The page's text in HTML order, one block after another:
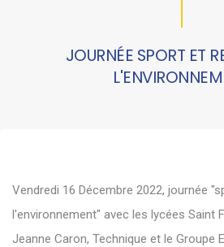
JOURNÉE SPORT ET
Vendredi 16 Décembre 2022, journée
l'environnement" avec les lycées Saint
Jeanne Caron, Technique et le Groupe